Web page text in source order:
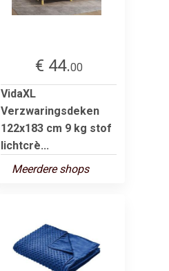
€ 44.00
VidaXL
Verzwaringsdeken
122x183 cm 9 kg stof
lichtcrè...
Meerdere shops